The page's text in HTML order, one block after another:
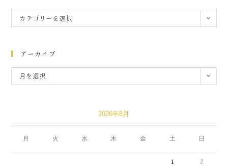
カテゴリーを選択
アーカイブ
月を選択
2026年8月
月 火 水 木 金 土 日
1 2